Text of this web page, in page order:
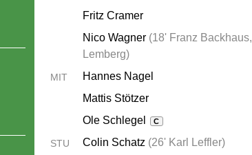
Fritz Cramer
Nico Wagner (18' Franz Backhaus,
Lemberg)
MIT
Hannes Nagel
Mattis Stötzer
Ole Schlegel
C
STU Colin Schatz (26' Karl Leffler)